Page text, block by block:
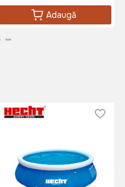
Marbella (bej)
Adaugă